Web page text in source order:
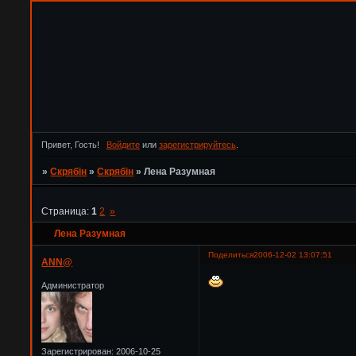
Привет, Гость! Войдитеили зарегистрируйтесь.
»Скрябін »Скрябін »Лена Разумная
Лена Разумная
Страница:1 2 »
Поделиться2006-12-02 13:07:51
ANN@
Администратор
Зарегистрирован: 2006-10-25